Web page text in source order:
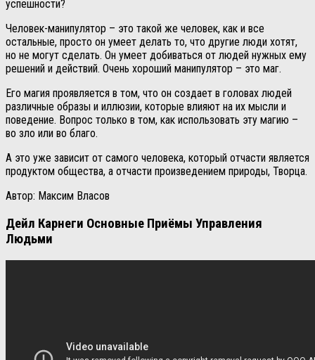
успешности?
Человек-манипулятор – это такой же человек, как и все
остальные, просто он умеет делать то, что другие люди хотят,
но не могут сделать. Он умеет добиваться от людей нужных ему
решений и действий. Очень хороший манипулятор – это маг.
Его магия проявляется в том, что он создает в головах людей
различные образы и иллюзии, которые влияют на их мысли и
поведение. Вопрос только в том, как использовать эту магию –
во зло или во благо.
А это уже зависит от самого человека, который отчасти является
продуктом общества, а отчасти произведением природы, Творца.
Автор: Максим Власов
Дейл Карнеги Основные Приёмы Управления
Людьми